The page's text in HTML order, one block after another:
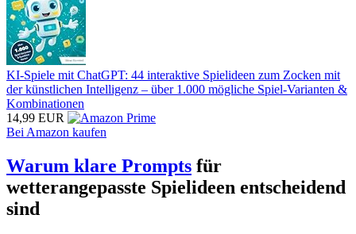
KI-Spiele mit ChatGPT: 44 interaktive Spielideen zum Zocken mit
der künstlichen Intelligenz – über 1.000 mögliche Spiel-Varianten &
Kombinationen
14,99 EUR
Bei Amazon kaufen
Warum klare Prompts für
wetterangepasste Spielideen entscheidend
sind